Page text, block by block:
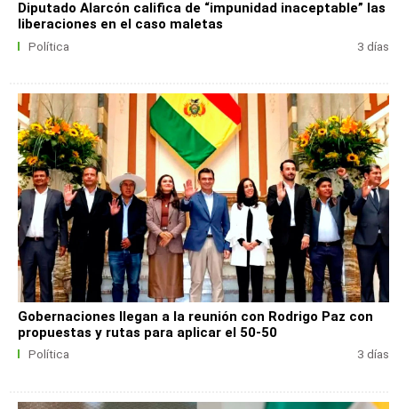
Diputado Alarcón califica de “impunidad inaceptable” las
liberaciones en el caso maletas
Política 3 días
Gobernaciones llegan a la reunión con Rodrigo Paz con
propuestas y rutas para aplicar el 50-50
Política 3 días